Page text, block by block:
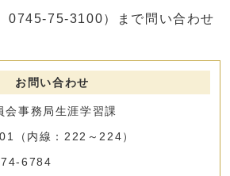
75-3100）まで問い合わせ
お問い合わせ
会事務局生涯学習課
（内線：222～224）
6784